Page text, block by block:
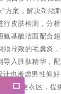
方案，解决剃须
皮肤检测，分
氨基酸洁面配合
导致的毛囊炎
导入胜肽精华，
计也考虑男性偏
浴和更衣区，提